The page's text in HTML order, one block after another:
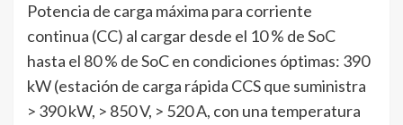
Potencia de carga máxima para corriente
continua (CC) al cargar desde el 10 % de SoC
hasta el 80 % de SoC en condiciones óptimas: 390
kW (estación de carga rápida CCS que suministra
> 390 kW, > 850 V, > 520 A, con una temperatura